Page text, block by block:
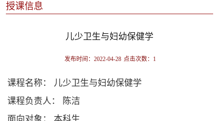
授课信息
儿少卫生与妇幼保健学
发布时间：2022-04-28 点击次数： 1
课程名称： 儿少卫生与妇幼保健学
课程负责人： 陈洁